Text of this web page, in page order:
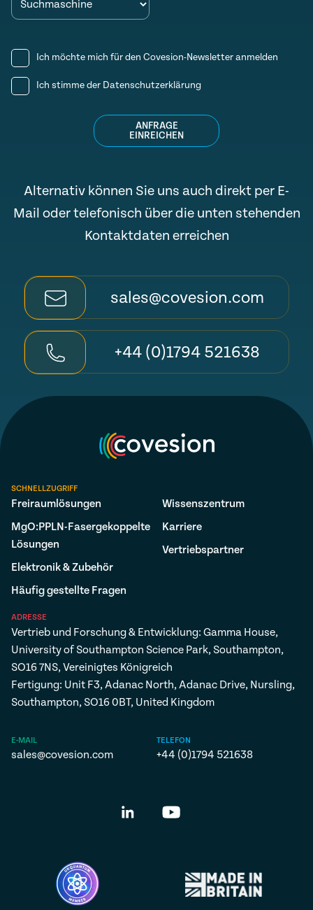
Ich möchte mich für den Covesion-Newsletter anmelden
Ich stimme der Datenschutzerklärung
ANFRAGE
EINREICHEN
Alternativ können Sie uns auch direkt per E-
Mail oder telefonisch über die unten stehenden
Kontaktdaten erreichen
sales@covesion.com
+44 (0)1794 521638
SCHNELLZUGRIFF
Freiraumlösungen
MgO:PPLN-Fasergekoppelte
Lösungen
Elektronik & Zubehör
Häufig gestellte Fragen
Wissenszentrum
Karriere
Vertriebspartner
ADRESSE
Vertrieb und Forschung & Entwicklung: Gamma House,
University of Southampton Science Park, Southampton,
SO16 7NS, Vereinigtes Königreich
Fertigung: Unit F3, Adanac North, Adanac Drive, Nursling,
Southampton, SO16 0BT, United Kingdom
E-MAIL
sales@covesion.com
TELEFON
+44 (0)1794 521638